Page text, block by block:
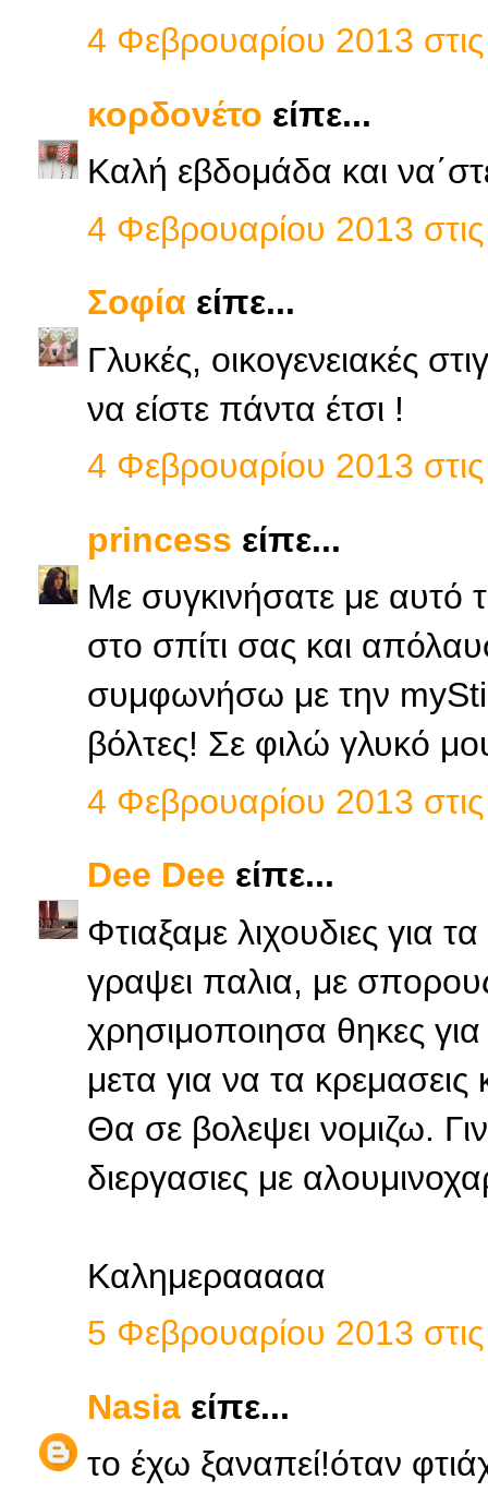
4 Φεβρουαρίου 2013
κορδονέτο είπε...
Καλή εβδομάδα και
4 Φεβρουαρίου 2013
Σοφία είπε...
Γλυκές, οικογενειακές
να είστε πάντα έτσι !
4 Φεβρουαρίου 2013
princess είπε...
Με συγκινήσατε με αυτό
στο σπίτι σας και
συμφωνήσω με την
βόλτες! Σε φιλώ γλυκό
4 Φεβρουαρίου 2013
Dee Dee είπε...
Φτιαξαμε λιχουδιες για
γραψει παλια, με
χρησιμοποιησα θηκες
μετα για να τα
Θα σε βολεψει νομιζω.
διεργασιες με
Καλημερααααα
5 Φεβρουαρίου 2013
Nasia είπε...
το έχω ξαναπεί!όταν